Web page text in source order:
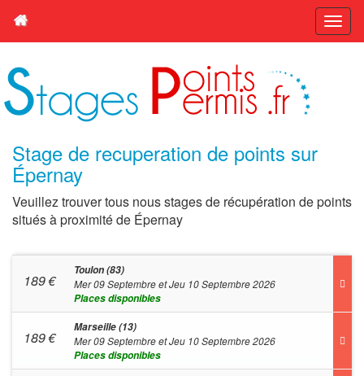
Stage de recuperation de points sur
Épernay
Veuillez trouver tous nous stages de récupération de points
situés à proximité de Épernay
189€
Toulon (83)
Mer 09 Septembre et Jeu 10 Septembre 2026
Places disponibles
189€
Marseille (13)
Mer 09 Septembre et Jeu 10 Septembre 2026
Places disponibles